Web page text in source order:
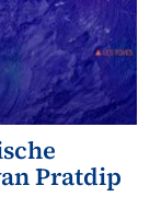
Pratdip